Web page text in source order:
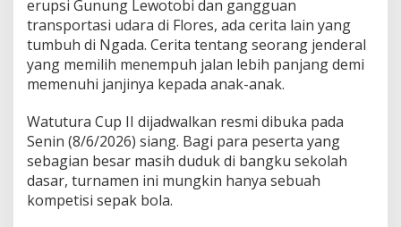
erupsi Gunung Lewotobi dan gangguan
transportasi udara di Flores, ada cerita lain yang
tumbuh di Ngada. Cerita tentang seorang jenderal
yang memilih menempuh jalan lebih panjang demi
memenuhi janjinya kepada anak-anak.
Watutura Cup II dijadwalkan resmi dibuka pada
Senin (8/6/2026) siang. Bagi para peserta yang
sebagian besar masih duduk di bangku sekolah
dasar, turnamen ini mungkin hanya sebuah
kompetisi sepak bola.